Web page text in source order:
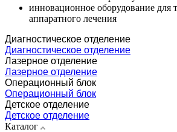
инновационное оборудование для
аппаратного лечения
Диагностическое отделение
Диагностическое отделение
Лазерное отделение
Лазерное отделение
Операционный блок
Операционный блок
Детское отделение
Детское отделение
Каталог